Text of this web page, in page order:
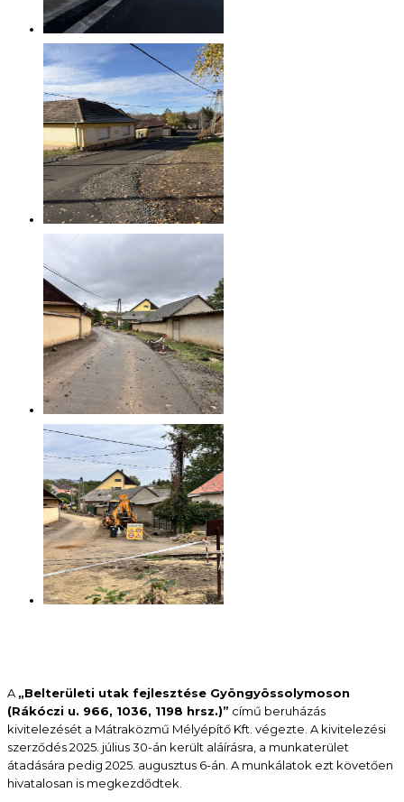
A „Belterületi utak fejlesztése Gyöngyössolymoson
(Rákóczi u. 966, 1036, 1198 hrsz.)” című beruházás
kivitelezését a Mátraközmű Mélyépítő Kft. végezte. A kivitelezési
szerződés 2025. július 30-án került aláírásra, a munkaterület
átadására pedig 2025. augusztus 6-án. A munkálatok ezt követően
hivatalosan is megkezdődtek.